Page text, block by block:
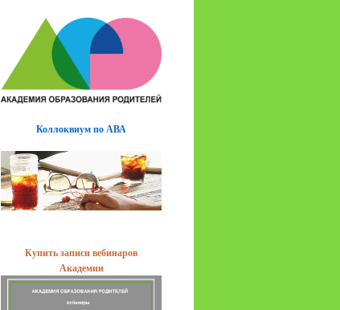
Коллоквиум по АВА
Купить записи вебинаров
Академии